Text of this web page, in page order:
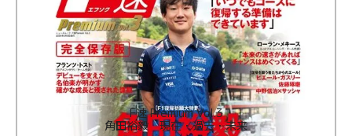
F速 Premium Vol.3
角田裕毅 現在・過去・未来